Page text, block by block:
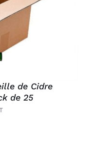
de Cidre
de 25